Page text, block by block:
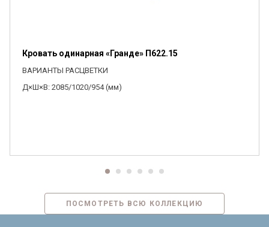
Кровать одинарная «Гранде» П622.15
ВАРИАНТЫ РАСЦВЕТКИ
Д×Ш×В: 2085/1020/954 (мм)
ПОСМОТРЕТЬ ВСЮ КОЛЛЕКЦИЮ